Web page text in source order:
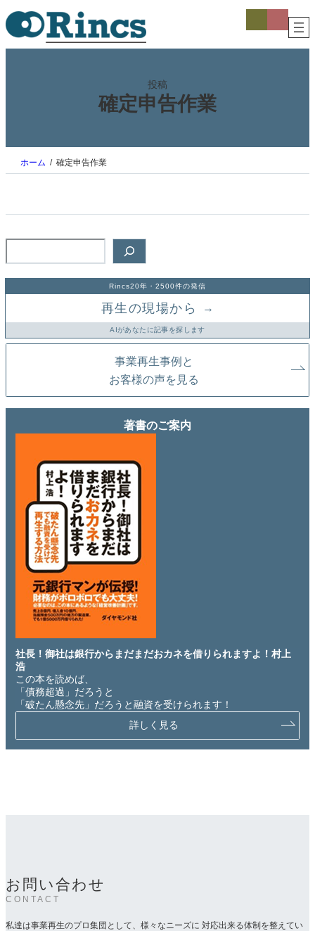
内
容
を
ス
コ
コ
投稿
確定申告作業
ホーム 確定申告作業
Rincs20年・2500件の発信
再生の現場から →
AIがあなたに記事を探します
事業再生事例と
お客様の声を見る
著書のご案内
社長！御社は銀行からまだまだおカネを借りられますよ！村上
浩
この本を読めば、
「債務超過」だろうと
「破たん懸念先」だろうと融資を受けられます！
詳しく見る
お問い合わせ
CONTACT
私達は事業再生のプロ集団として、様々なニーズに 対応出来る体制を整えてい